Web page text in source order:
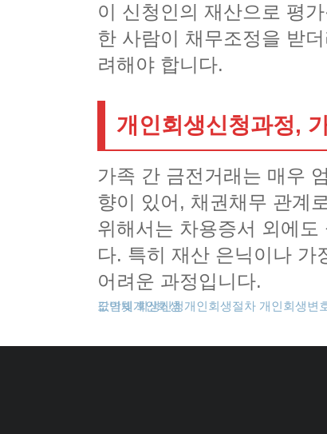
이 신청인의 재산으로 평
한 사람이 채무조정을 받
려해야 합니다.
개인회생신청과정,
가족 간 금전거래는 매우
향이 있어, 채권채무 관계
위해서는 차용증서 외에
다. 특히 재산 은닉이나 가
어려운 과정입니다.
도박빚개인회생 개인회생절차 개인회생변
카드값연체 회생신청